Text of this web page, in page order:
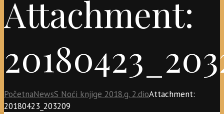
Attachment:
PočetnaNewsS Noći knjige 2018.g. 2.dioAttachment:
20180423_203209